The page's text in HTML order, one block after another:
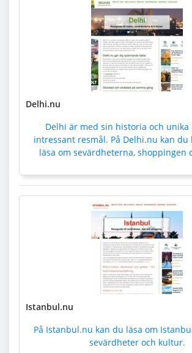
Delhi.nu
Delhi är med sin historia och
intressant resmål. På Delhi.nu kan
läsa om sevärdheterna, shoppingen
Istanbul.nu
På Istanbul.nu kan du läsa om
sevärdheter och kultur.